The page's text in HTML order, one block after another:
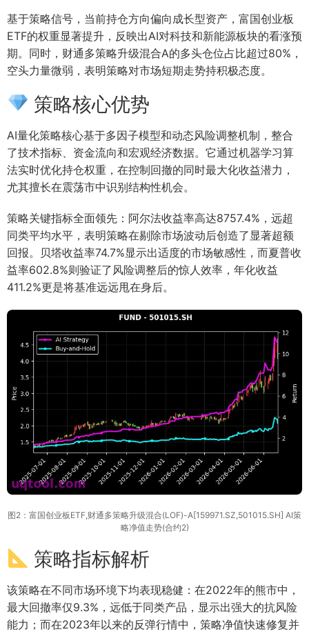
基于策略信号，当前持仓方向偏向成长型资产，富国创业板
ETF的权重显著提升，反映出AI对科技和新能源板块的看涨预
期。同时，财通多策略升级混合A的多头仓位占比超过80%，
空头力量微弱，表明策略对市场短期走势持积极态度。
策略核心优势
AI量化策略核心基于多因子模型和动态风险调整机制，整合
了技术指标、资金流向和宏观经济数据。它通过机器学习算
法实时优化持仓权重，在控制回撤的同时最大化收益潜力，
尤其擅长在震荡市中识别结构性机会。
策略关键指标全面领先：阿尔法收益率高达8757.4%，远超
同类平均水平，表明策略在剔除市场波动后创造了显著超额
回报。贝塔收益率74.7%显示出适度的市场敏感性，而夏普收
益率602.8%则验证了风险调整后的惊人效率，年化收益
411.2%更是将基准远远甩在身后。
图2：富国创业板ETF,财通多策略升级混合(LOF)-A[159971.SZ,501015.SH] AI策
略净值走势(合约2)
策略指标解析
该策略在不同市场环境下均表现稳健：在2022年的熊市中，
最大回撤率仅9.3%，远低于同类产品，显示出强大的抗风险
能力；而在2023年以来的反弹行情中，策略净值快速修复并